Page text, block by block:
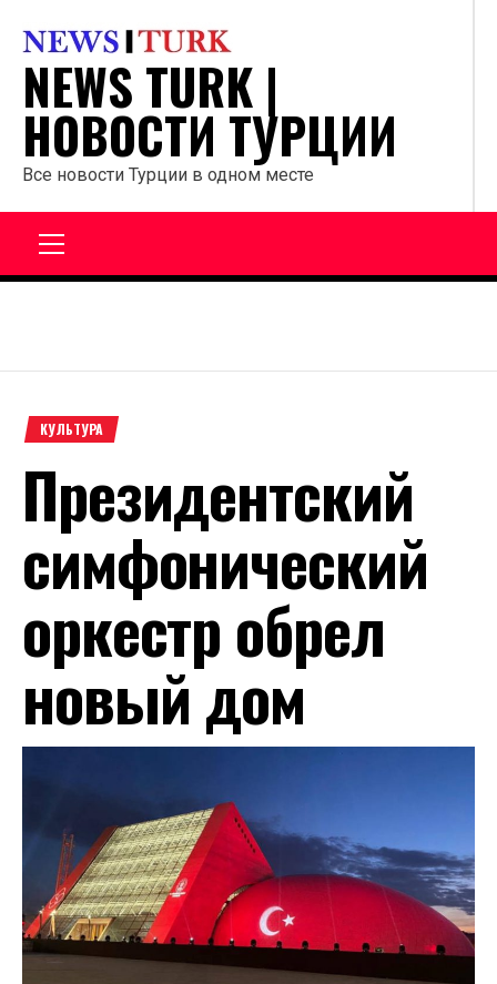
содержанию
NEWS TURK |
НОВОСТИ ТУРЦИИ
Все новости Турции в одном месте
КУЛЬТУРА
Президентский
симфонический
оркестр обрел
новый дом